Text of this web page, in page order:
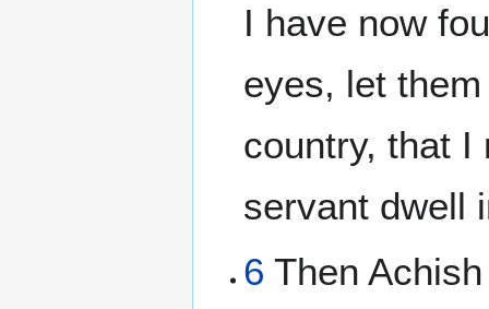
I have now
eyes, let
country, that I
servant dwell
6 Then